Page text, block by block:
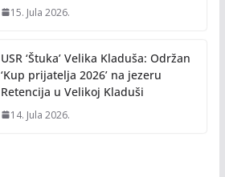
15. Jula 2026.
USR ‘Štuka’ Velika Kladuša: Održan
‘Kup prijatelja 2026’ na jezeru
Retencija u Velikoj Kladuši
14. Jula 2026.